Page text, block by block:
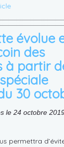
évolue
des
à partir
30
le 24 octobre
permettra